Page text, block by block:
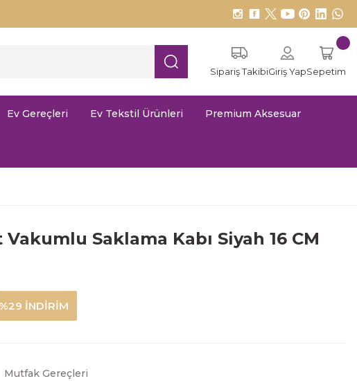
Sipariş TakibiGiriş YapSepetim
Ev Gereçleri Ev Tekstil Ürünleri Premium Aksesuar
Saklama Kabı Siyah 16 CM
%29 İNDİRİM
Mutfak Gereçleri